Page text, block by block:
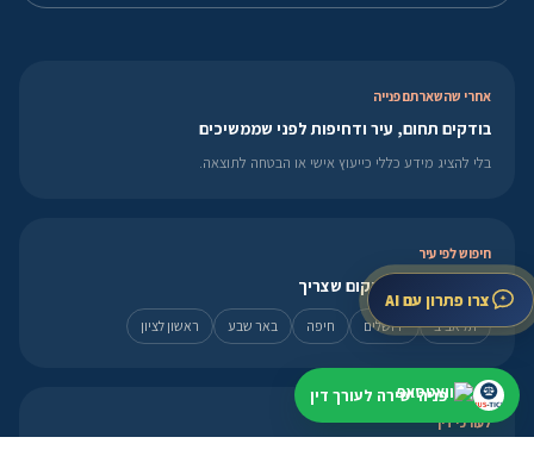
אחרי שהשארתם פנייה
בודקים תחום, עיר ודחיפות לפני שממשיכים
בלי להציג מידע כללי כייעוץ אישי או הבטחה לתוצאה.
חיפוש לפי עיר
מתחילים קרוב למקום שצריך
תל אביב ירושלים חיפה באר שבע ראשון לציון
לעורכי דין
צרו פתרון עם AI
פניה ישירה לעורך דין